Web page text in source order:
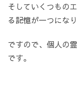
そしていくつもの
る記憶が一つにな
ですので、個人の
です。